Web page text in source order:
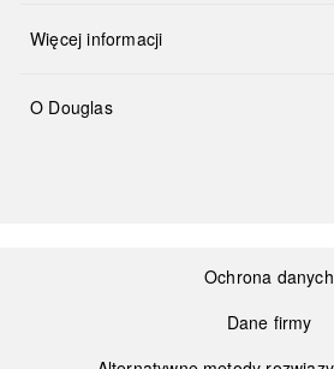
Więcej informacji
O Douglas
Ochrona danych
Dane firmy